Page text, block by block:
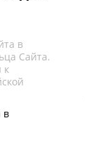
в
Сайта.
к
в